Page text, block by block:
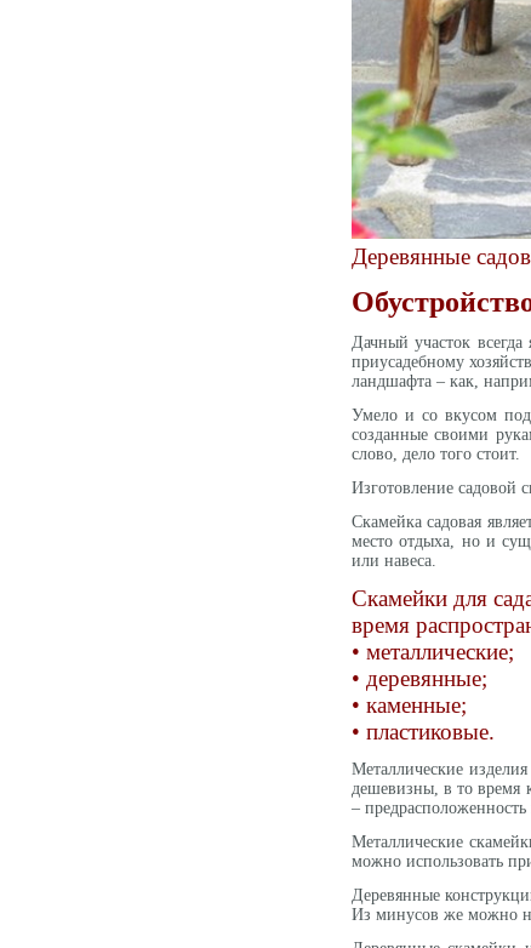
Деревянные
Дачный участок всегда
приусадебному
ландшафта – как,
Умело и со вкусом
созданные своими
слово, дело того стоит.
Изготовление садовой
Скамейка садовая
место отдыха, но и
или навеса.
Скамейки для
время
• металлические;
• деревянные;
• каменные;
• пластиковые.
Металлические
дешевизны, в то время
–
Металлические
можно использовать
Деревянные
Из минусов же можно